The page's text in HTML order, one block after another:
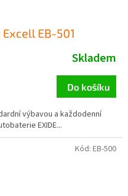
EB-501
Skladem
Do košíku
výbavou a každodenní
EXIDE...
Kód: EB-500